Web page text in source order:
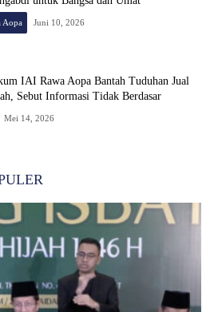
Aopa Juni 10, 2026
IAI Rawa Aopa Bantah Tuduhan Jual
Sebut Informasi Tidak Berdasar
Mei 14, 2026